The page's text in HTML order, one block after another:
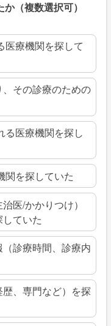
（複数選択可）
医療機関を探して
その診療のための
る医療機関を探し
関を探していた
医/かかりつけ）
ていた
診療時間、診療内
、専門など）を探